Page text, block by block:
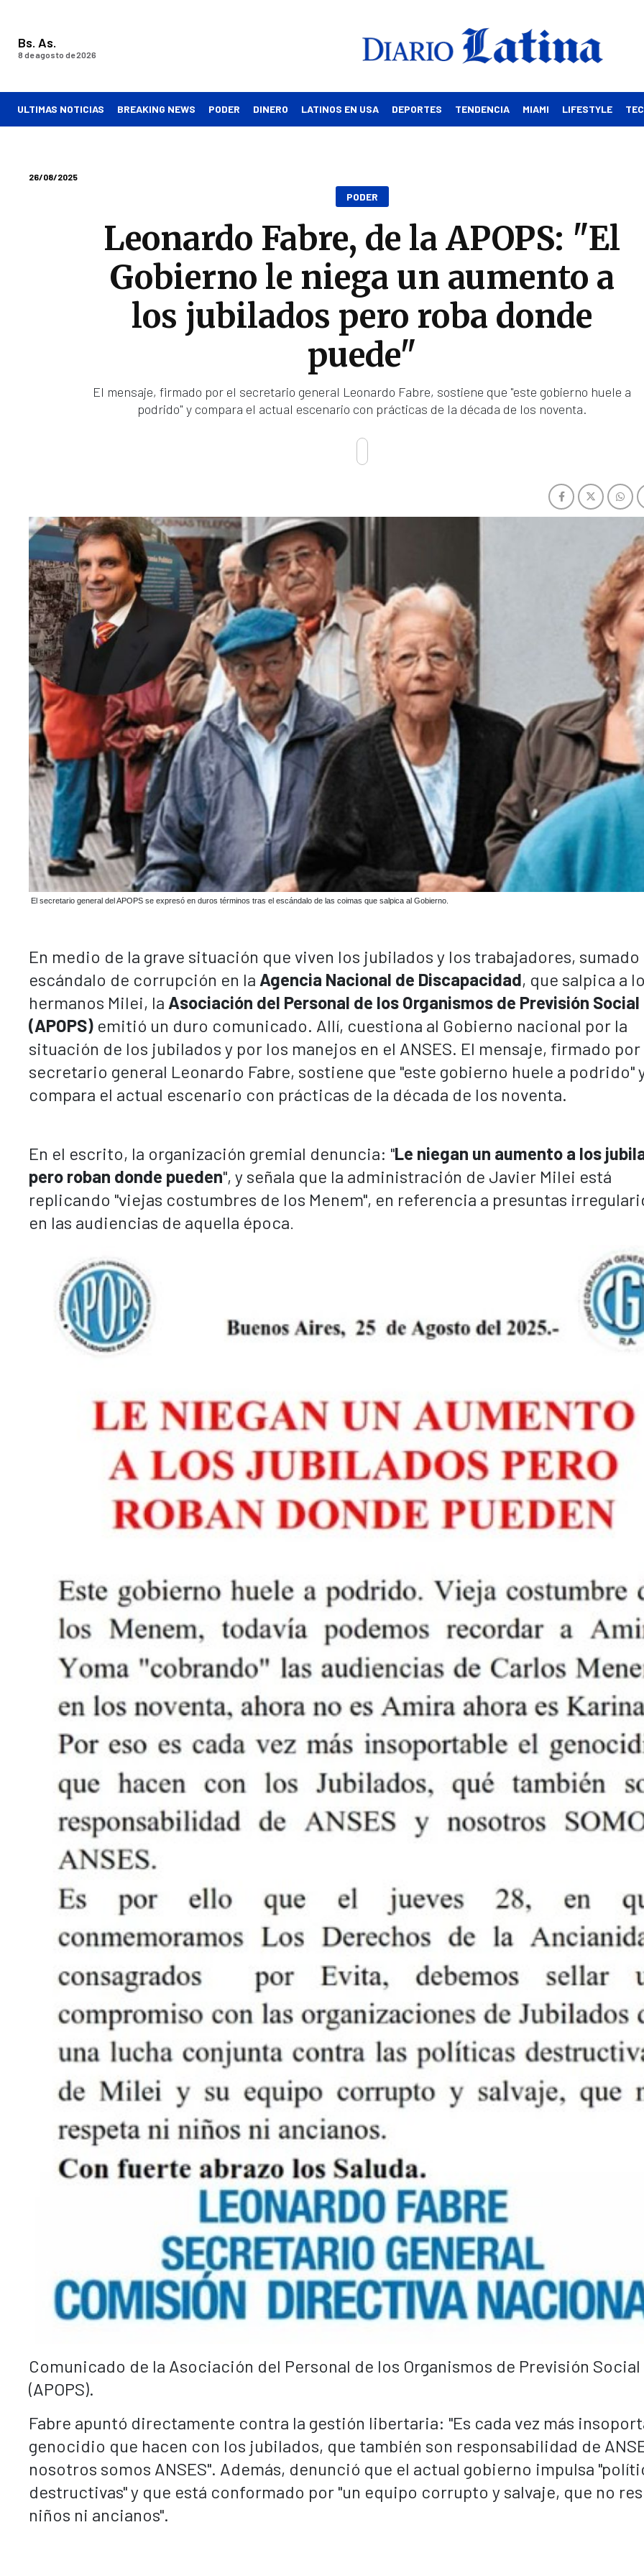
Bs. As.
8 de agosto de 2026
ULTIMAS NOTICIAS BREAKING NEWS PODER DINERO LATINOS EN USA DEPORTES TENDENCIA MIAMI LIFESTYLE
26/08/2025
PODER
Leonardo Fabre, de la APOPS: "El
Gobierno le niega un aumento a
los jubilados pero roba donde
puede"
El mensaje, firmado por el secretario general Leonardo Fabre, sostiene que "este gobierno huele a
podrido" y compara el actual escenario con prácticas de la década de los noventa.
El secretario general del APOPS se expresó en duros términos tras el escándalo de las coimas que salpica al Gobierno.
En medio de la grave situación que viven los jubilados y los trabajadores, sumado
escándalo de corrupción en la Agencia Nacional de Discapacidad, que salpica a
hermanos Milei, la Asociación del Personal de los Organismos de Previsión Social
(APOPS) emitió un duro comunicado. Allí, cuestiona al Gobierno nacional por la
situación de los jubilados y por los manejos en el ANSES. El mensaje, firmado por
secretario general Leonardo Fabre, sostiene que "este gobierno huele a podrido"
compara el actual escenario con prácticas de la década de los noventa.
En el escrito, la organización gremial denuncia: "Le niegan un aumento a los
pero roban donde pueden", y señala que la administración de Javier Milei está
replicando "viejas costumbres de los Menem", en referencia a presuntas
en las audiencias de aquella época.
Comunicado de la Asociación del Personal de los Organismos de Previsión Social
(APOPS).
Fabre apuntó directamente contra la gestión libertaria: "Es cada vez más
genocidio que hacen con los jubilados, que también son responsabilidad de
nosotros somos ANSES". Además, denunció que el actual gobierno impulsa
destructivas" y que está conformado por "un equipo corrupto y salvaje, que no
niños ni ancianos".